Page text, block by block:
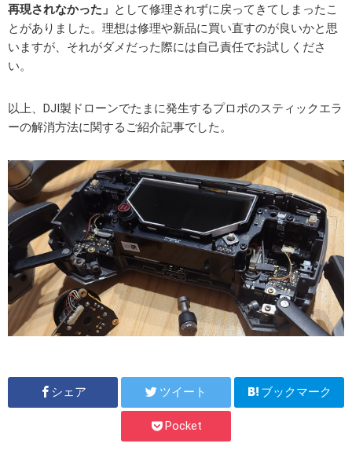
再現されなかった」 として修理されずに戻ってきてしまったこ
とがありました。理想は修理や新品に買い直すのが良いかと思
いますが、それがダメだった際には自己責任でお試しくださ
い。
以上、DJI製ドローンでたまに発生するプロポのスティックエラ
ーの解消方法に関するご紹介記事でした。
シェア ツイート ブックマーク
Pocket